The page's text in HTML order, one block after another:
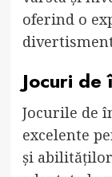
oferind o
Jocuri de
Jocurile de
excelente
și